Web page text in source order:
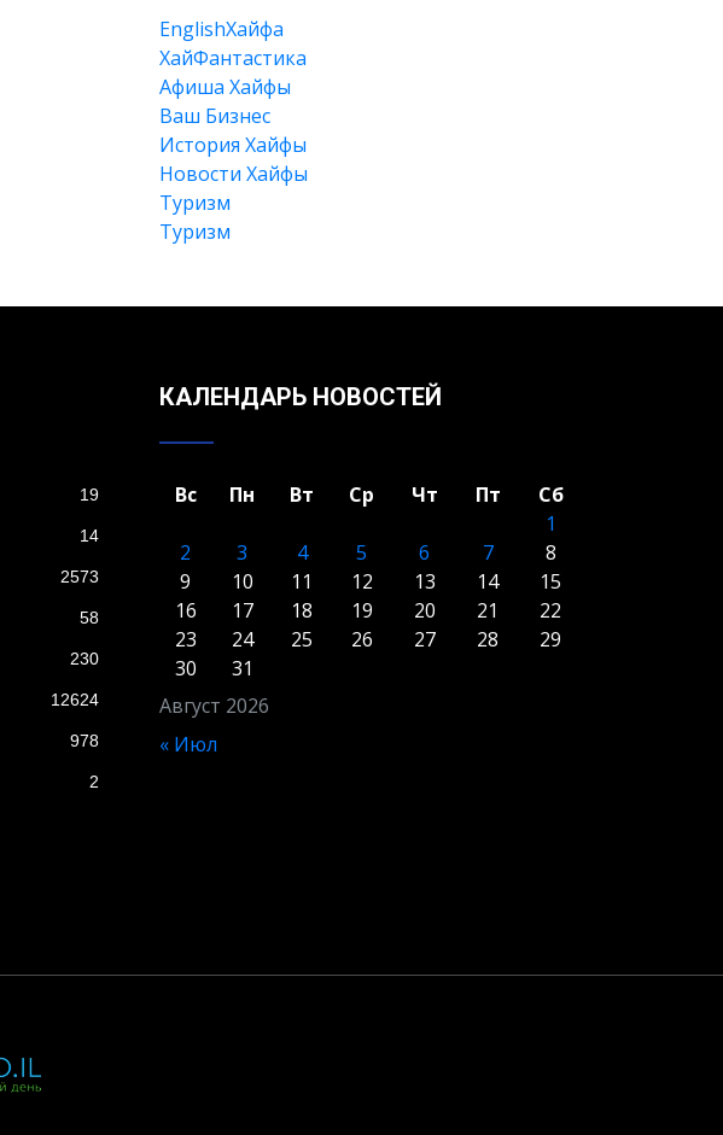
EnglishХайфа
XайФантастика
Афиша Хайфы
Ваш Бизнес
История Хайфы
Новости Хайфы
Туризм
Туризм
19
14
2573
58
230
12624
978
2
КАЛЕНДАРЬ НОВОСТЕЙ
Август 2026
Вс Пн Вт Ср Чт Пт
Сб
1
2
3 4 5 6 7
8
9
10 11 12 13 14
15
16
17 18 19 20 21
22
23
24 25 26 27 28
29
30
31
« Июл